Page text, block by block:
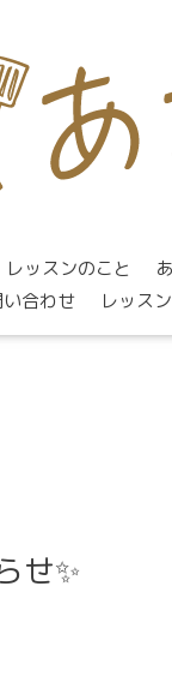
レッスンのこと
合わせ
レッス
せ✨